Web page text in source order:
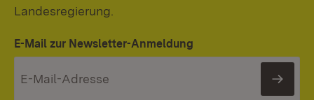
Landesregierung.
E-Mail zur Newsletter-Anmeldung